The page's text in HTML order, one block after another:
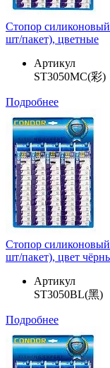
Стопор
шт/пакет), цветные
Артикул
ST3050MC(彩)
Подробнее
Стопор
шт/пакет), цвет
Артикул
ST3050BL(黑)
Подробнее